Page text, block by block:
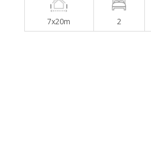
7x20m 2